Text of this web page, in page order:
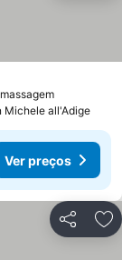
Ver
Michele all'Adige
Ver preços
Partilhar